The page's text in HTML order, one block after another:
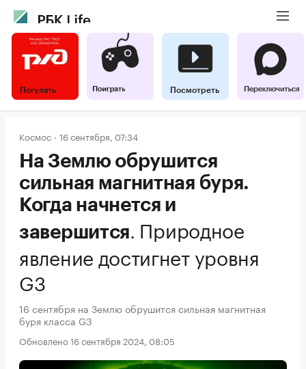
Погулять Посмотреть
Космос 16 сентября, 07:34
На Землю обрушится
сильная магнитная буря.
Когда начнется и
завершится. Природное
явление достигнет уровня
G3
16 сентября на Землю обрушится сильная магнитная
буря класса G3
Обновлено 16 сентября 2024, 08:05